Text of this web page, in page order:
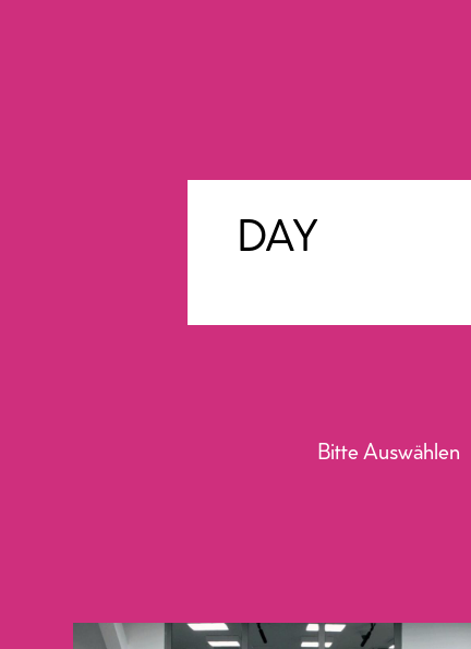
DAY
Bitte Auswählen